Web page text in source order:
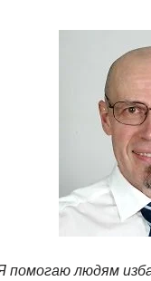
помогаю людям